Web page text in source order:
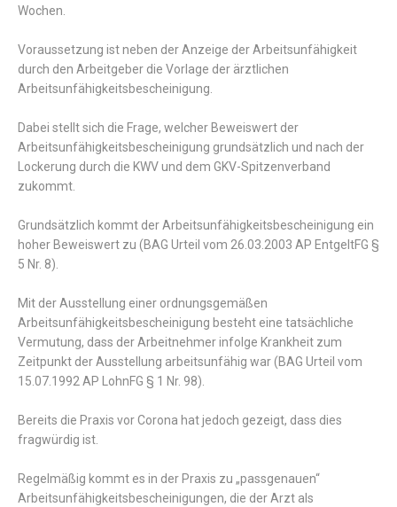
Wochen.
Voraussetzung ist neben der Anzeige der Arbeitsunfähigkeit
durch den Arbeitgeber die Vorlage der ärztlichen
Arbeitsunfähigkeitsbescheinigung.
Dabei stellt sich die Frage, welcher Beweiswert der
Arbeitsunfähigkeitsbescheinigung grundsätzlich und nach der
Lockerung durch die KWV und dem GKV-Spitzenverband
zukommt.
Grundsätzlich kommt der Arbeitsunfähigkeitsbescheinigung ein
hoher Beweiswert zu (BAG Urteil vom 26.03.2003 AP EntgeltFG §
5 Nr. 8).
Mit der Ausstellung einer ordnungsgemäßen
Arbeitsunfähigkeitsbescheinigung besteht eine tatsächliche
Vermutung, dass der Arbeitnehmer infolge Krankheit zum
Zeitpunkt der Ausstellung arbeitsunfähig war (BAG Urteil vom
15.07.1992 AP LohnFG § 1 Nr. 98).
Bereits die Praxis vor Corona hat jedoch gezeigt, dass dies
fragwürdig ist.
Regelmäßig kommt es in der Praxis zu „passgenauen“
Arbeitsunfähigkeitsbescheinigungen, die der Arzt als